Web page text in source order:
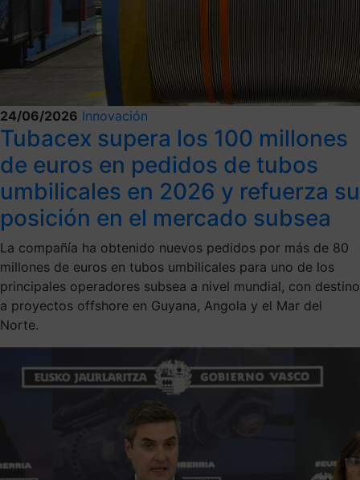
24/06/2026 Innovación
Tubacex supera los 100 millones
de euros en pedidos de tubos
umbilicales en 2026 y refuerza su
posición en el mercado subsea
La compañía ha obtenido nuevos pedidos por más de 80
millones de euros en tubos umbilicales para uno de los
principales operadores subsea a nivel mundial, con destino
a proyectos offshore en Guyana, Angola y el Mar del
Norte.